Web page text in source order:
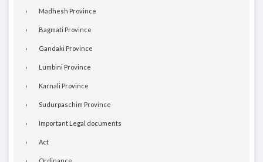
Madhesh Province
Bagmati Province
Gandaki Province
Lumbini Province
Karnali Province
Sudurpaschim Province
Important Legal documents
Act